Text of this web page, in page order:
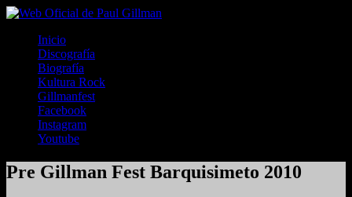
Inicio
Discografía
Biografía
Kultura Rock
Gillmanfest
Facebook
Instagram
Youtube
Pre Gillman Fest Barquisimeto 2010